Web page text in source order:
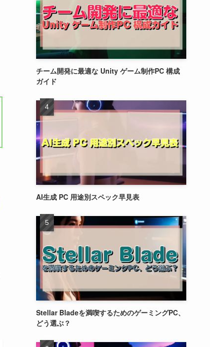
チーム開発に最適な Unity ゲーム制作PC 構成
ガイド
AI生成 PC 用途別スペック早見表
Stellar Bladeを満喫するためのゲーミングPC、
どう選ぶ？